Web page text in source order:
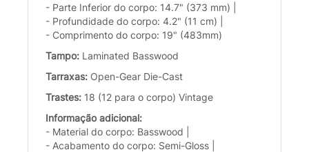
- Parte Inferior do corpo: 14.7" (373 mm) |
- Profundidade do corpo: 4.2" (11 cm) |
- Comprimento do corpo: 19" (483mm)
Tampo: Laminated Basswood
Tarraxas: Open-Gear Die-Cast
Trastes: 18 (12 para o corpo) Vintage
Informação adicional:
- Material do corpo: Basswood |
- Acabamento do corpo: Semi-Gloss |